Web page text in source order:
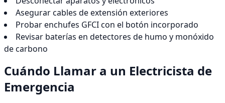
Asegurar cables de extensión exteriores
Probar enchufes GFCI con el botón incorporado
Revisar baterías en detectores de humo y monóxido
de carbono
Cuándo Llamar a un Electricista de
Emergencia